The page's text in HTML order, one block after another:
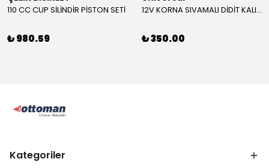
110 CC CUP SİLİNDİR PİSTON SETİ
₺ 980.59
12V KORNA SIVAMALI DİDİT KALIN SESLİ (KIRMIZI)
₺ 350.00
Kategoriler